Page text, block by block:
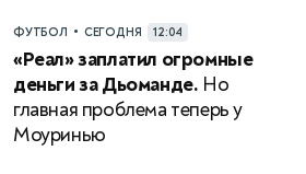
ФУТБОЛ • СЕГОДНЯ 12:04
«Реал» заплатил огромные
деньги за Дьоманде. Но
главная проблема теперь у
Моуринью